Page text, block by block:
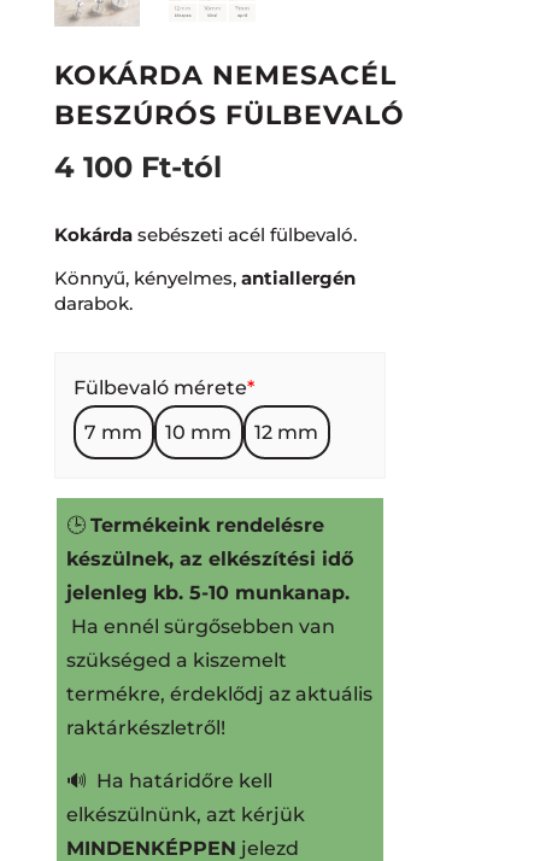
KOKÁRDA NEMESACÉL
BESZÚRÓS FÜLBEVALÓ
4 100 Ft-tól
Kokárdasebészeti acél fülbevaló.
Könnyű, kényelmes, antiallergén
darabok.
*
Fülbevaló mérete
7 mm
10 mm 12 mm
🕒 Termékeink rendelésre
készülnek, az elkészítési idő
jelenleg kb. 5-10 munkanap.
Ha ennél sürgősebben van
szükséged a kiszemelt
termékre, érdeklődj az aktuális
raktárkészletről!
🔊 Ha határidőre kell
elkészülnünk, azt kérjük
MINDENKÉPPEN jelezd